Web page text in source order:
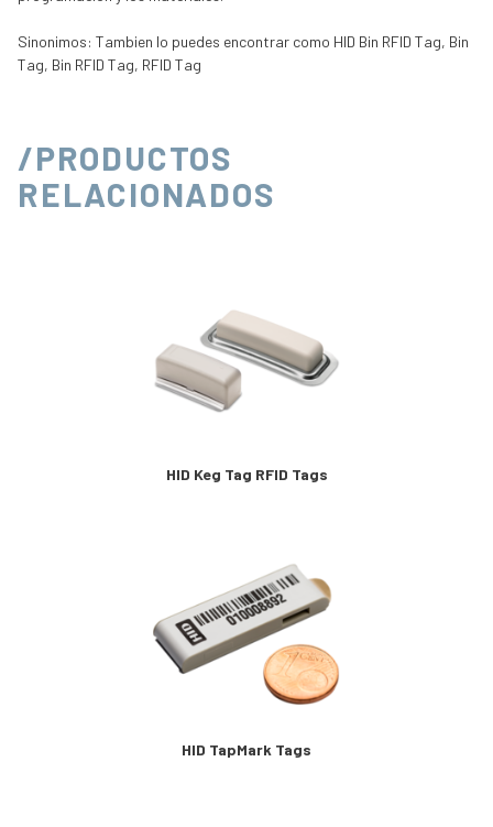
Sinonimos: Tambien lo puedes encontrar como HID Bin RFID Tag, Bin
Tag, Bin RFID Tag, RFID Tag
/PRODUCTOS
RELACIONADOS
HID Keg Tag RFID Tags
HID TapMark Tags